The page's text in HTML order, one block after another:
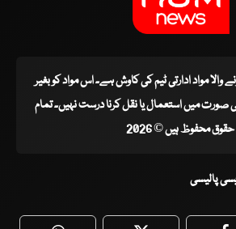
والا مواد ادارتی ٹیم کی کاوش ہے۔ اس مواد کو بغیر
میں استعمال یا نقل کرنا درست نہیں۔ تمام
حقوق محفوظ ہیں © 2026
پالیسی